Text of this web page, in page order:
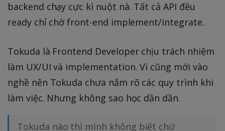
backend chạy cực kì nuột nà. Tất cả API đều
ready chỉ chờ front-end implement/integrate.
Tokuda là Frontend Developer chịu trách nhiệm
làm UX/UI và implementation. Vì cũng mới vào
nghề nên Tokuda chưa nắm rõ các quy trình khi
làm việc. Nhưng không sao học dần dần.
Tokuda nào thì mình không biết chứ